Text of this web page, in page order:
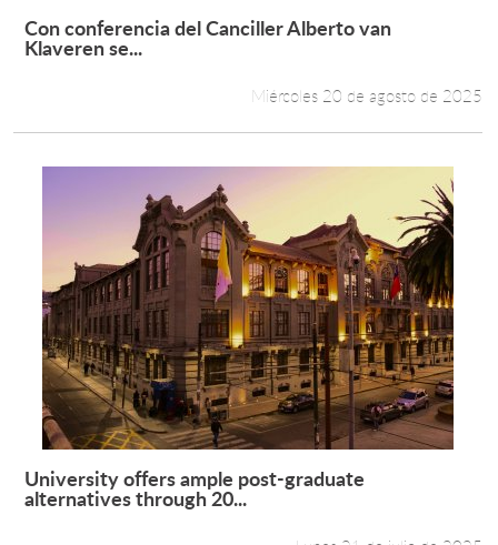
Leer más +
Con conferencia del Canciller Alberto van
Klaveren se...
Miércoles 20 de agosto de 2025
Leer más +
University offers ample post-graduate
alternatives through 20...